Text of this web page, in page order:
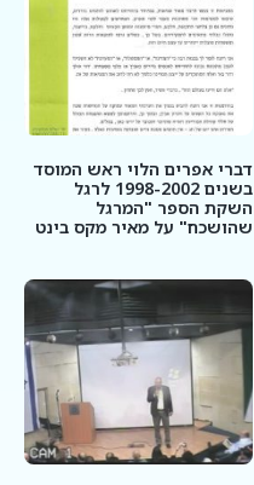
דברי אפרים הלוי ראש המוסד
בשנים 1998-2002 לרגל
השקת הספר "המרגל
שהושכח" על מאיר מקס בינט